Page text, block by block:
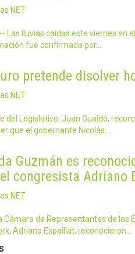
NET
-- Las lluvias caídas este viernes
fue confirmada por…
pretende disolver
NET
del Legislativo, Juan Guaidó,
que el gobernante Nicolás…
Guzmán es
el congresista Adriano
NET
Cámara de Representantes de
Adriano Espaillat, reconocieron…